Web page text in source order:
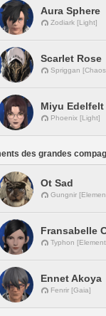
Aura Sphere
Zodiark [Light]
Scarlet Rose
Spriggan
Miyu Edelfelt
Phoenix [Light]
des grandes
Ot Sad
Gungnir
Fransabelle
Typhon
Ennet Akoya
Fenrir [Gaia]